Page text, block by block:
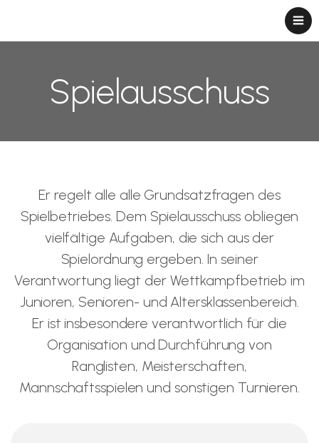
Spielausschuss
Er regelt alle alle Grundsatzfragen des
Spielbetriebes. Dem Spielausschuss obliegen
vielfältige Aufgaben, die sich aus der
Spielordnung ergeben. In seiner
Verantwortung liegt der Wettkampfbetrieb im
Junioren, Senioren- und Altersklassenbereich.
Er ist insbesondere verantwortlich für die
Organisation und Durchführung von
Ranglisten, Meisterschaften,
Mannschaftsspielen und sonstigen Turnieren.